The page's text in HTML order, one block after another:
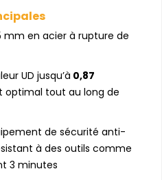
mm en acier à rupture de
UD jusqu’à 0,87
optimal tout au long de
de sécurité anti-
à des outils comme
3 minutes